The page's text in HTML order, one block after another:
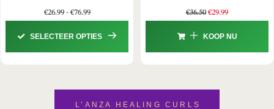
€26.99 - €76.99
SELECTEER OPTIES
€36.50 €29.99
KOOP NU
L’ANZA HEALING CURLS